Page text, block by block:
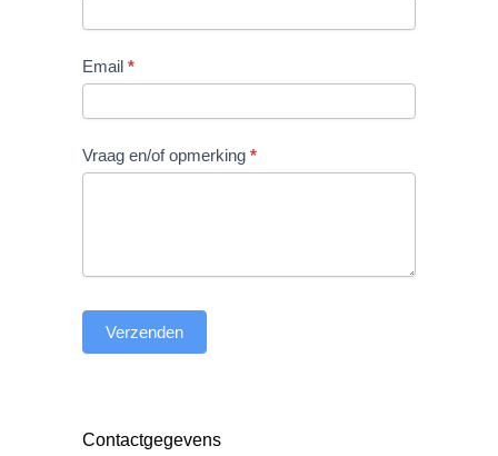
Email *
Vraag en/of opmerking *
Verzenden
Contactgegevens